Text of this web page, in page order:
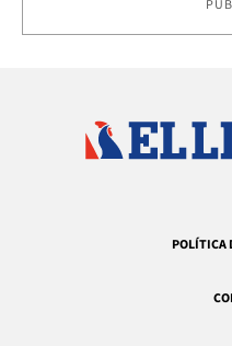
POLÍTICA